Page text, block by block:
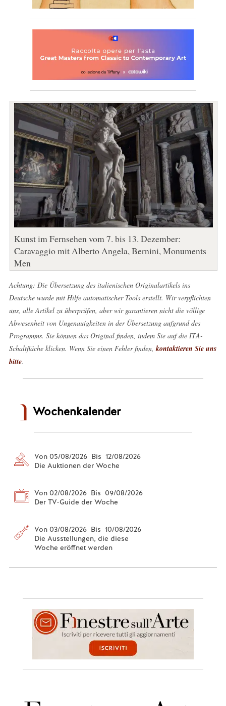
Kunst im Fernsehen vom 7. bis 13. Dezember:
Caravaggio mit Alberto Angela, Bernini, Monuments
Men
Achtung: Die Übersetzung des italienischen Originalartikels ins
Deutsche wurde mit Hilfe automatischer Tools erstellt. Wir verpflichten
uns, alle Artikel zu überprüfen, aber wir garantieren nicht die völlige
Abwesenheit von Ungenauigkeiten in der Übersetzung aufgrund des
Programms. Sie können das Original finden, indem Sie auf die ITA-
Schaltfläche klicken. Wenn Sie einen Fehler finden, kontaktieren Sie uns
bitte.
Wochenkalender
Von 05/08/2026 Bis 12/08/2026
Die Auktionen der Woche
Von 02/08/2026 Bis 09/08/2026
Der TV-Guide der Woche
Von 03/08/2026 Bis 10/08/2026
Die Ausstellungen, die diese
Woche eröffnet werden